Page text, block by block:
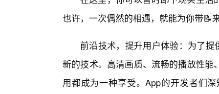
也许，一次偶然的相遇，就能为你带📝
前沿技术，提升用户体验：为了
新的技术。高清画质、流畅的播放性
用都成为一种享受。App的开发者们